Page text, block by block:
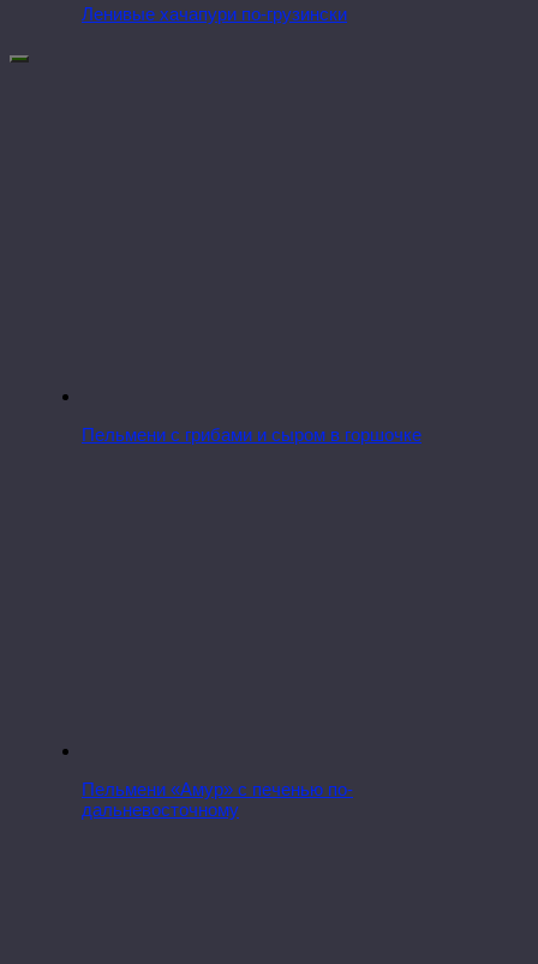
Ленивые хачапури по-грузински
Пельмени с грибами и сыром в горшочке
Пельмени «Амур» с печенью по-
дальневосточному